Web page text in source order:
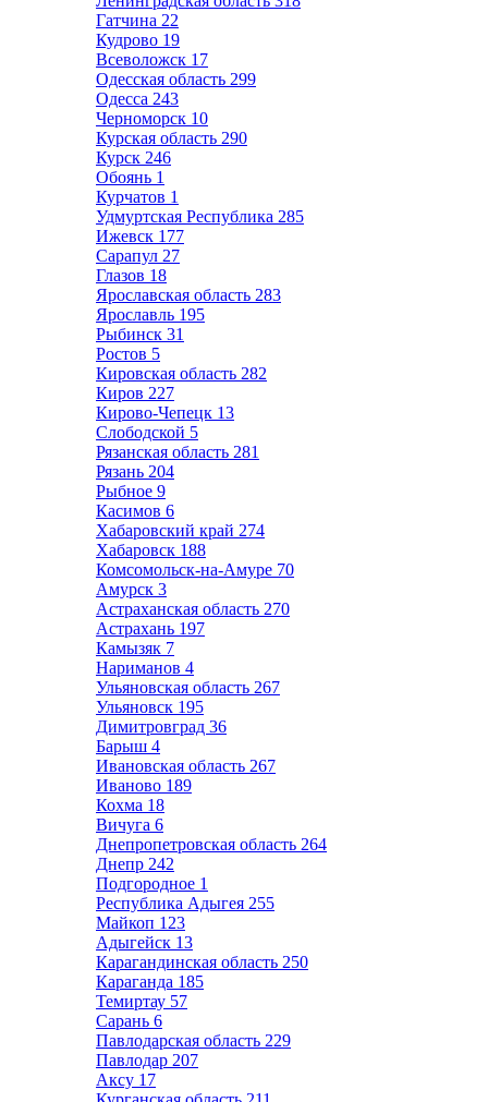
Гатчина 22
Кудрово 19
Всеволожск 17
Одесская область 299
Одесса 243
Черноморск 10
Курская область 290
Курск 246
Обоянь 1
Курчатов 1
Удмуртская Республика 285
Ижевск 177
Сарапул 27
Глазов 18
Ярославская область 283
Ярославль 195
Рыбинск 31
Ростов 5
Кировская область 282
Киров 227
Кирово-Чепецк 13
Слободской 5
Рязанская область 281
Рязань 204
Рыбное 9
Касимов 6
Хабаровский край 274
Хабаровск 188
Комсомольск-на-Амуре 70
Амурск 3
Астраханская область 270
Астрахань 197
Камызяк 7
Нариманов 4
Ульяновская область 267
Ульяновск 195
Димитровград 36
Барыш 4
Ивановская область 267
Иваново 189
Кохма 18
Вичуга 6
Днепропетровская область 264
Днепр 242
Подгородное 1
Республика Адыгея 255
Майкоп 123
Адыгейск 13
Карагандинская область 250
Караганда 185
Темиртау 57
Сарань 6
Павлодарская область 229
Павлодар 207
Аксу 17